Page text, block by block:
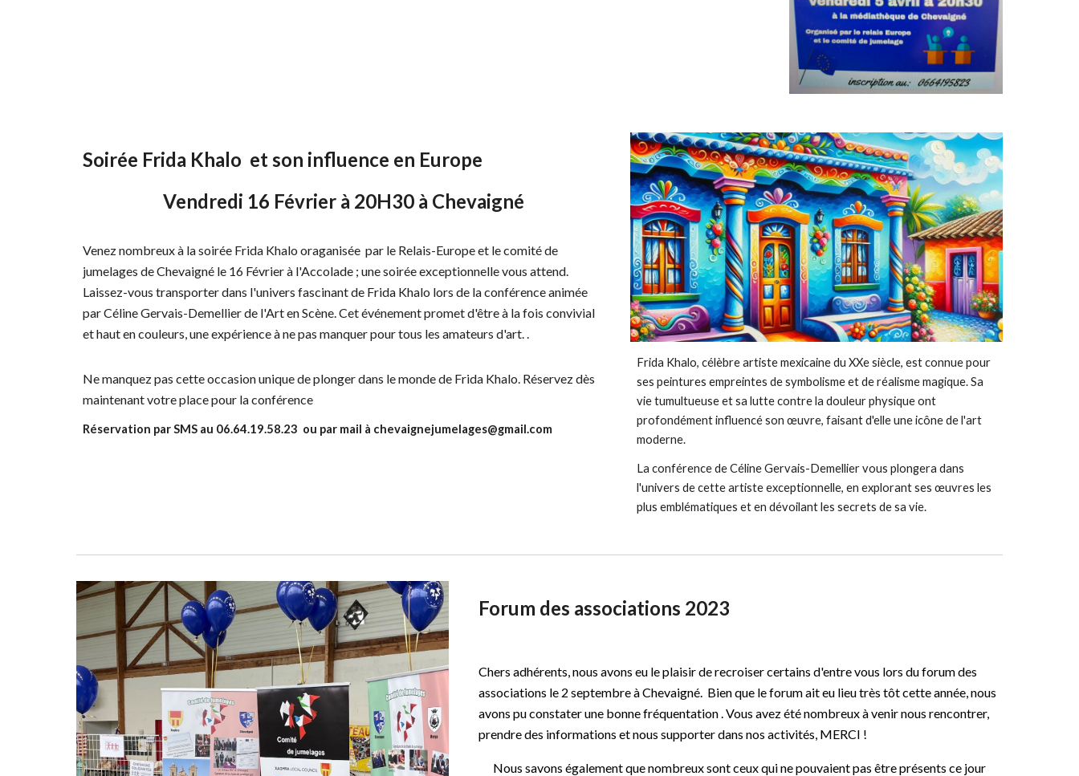
Soirée Frida Khalo et son influence en Europe
Vendredi 16 Février à 20H30 à Chevaigné
Venez nombreux à la soirée Frida Khalo oraganisée par le Relais-Europe et le comité de
jumelages de Chevaigné le 16 Février à l'Accolade ; une soirée exceptionnelle vous attend.
Laissez-vous transporter dans l'univers fascinant de Frida Khalo lors de la conférence animée
par Céline Gervais-Demellier de l'Art en Scène. Cet événement promet d'être à la fois convivial
et haut en couleurs, une expérience à ne pas manquer pour tous les amateurs d'art. .
Ne manquez pas cette occasion unique de plonger dans le monde de Frida Khalo. Réservez dès
maintenant votre place pour la conférence
Réservation par SMS au 06.64.19.58.23 ou par mail à chevaignejumelages@gmail.com
Frida Khalo, célèbre artiste mexicaine du XXe siècle, est connue pour
ses peintures empreintes de symbolisme et de réalisme magique. Sa
vie tumultueuse et sa lutte contre la douleur physique ont
profondément influencé son œuvre, faisant d'elle une icône de l'art
moderne.
La conférence de Céline Gervais-Demellier vous plongera dans
l'univers de cette artiste exceptionnelle, en explorant ses œuvres les
plus emblématiques et en dévoilant les secrets de sa vie.
Forum des associations 2023
Chers adhérents, nous avons eu le plaisir de recroiser certains d'entre vous lors du forum des
associations le 2 septembre à Chevaigné. Bien que le forum ait eu lieu très tôt cette année, nous
avons pu constater une bonne fréquentation . Vous avez été nombreux à venir nous rencontrer,
prendre des informations et nous supporter dans nos activités, MERCI !
Nous savons également que nombreux sont ceux qui ne pouvaient pas être présents ce jour